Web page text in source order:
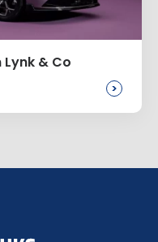
& Co
>